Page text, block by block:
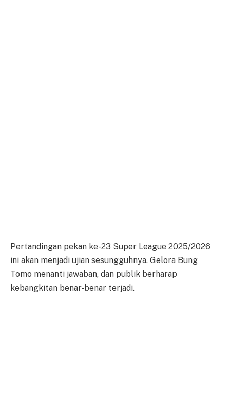
Pertandingan pekan ke-23 Super League 2025/2026
ini akan menjadi ujian sesungguhnya. Gelora Bung
Tomo menanti jawaban, dan publik berharap
kebangkitan benar-benar terjadi.